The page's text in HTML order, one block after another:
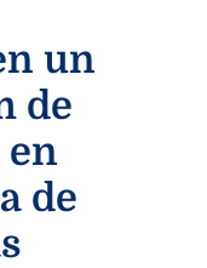
un
de
de